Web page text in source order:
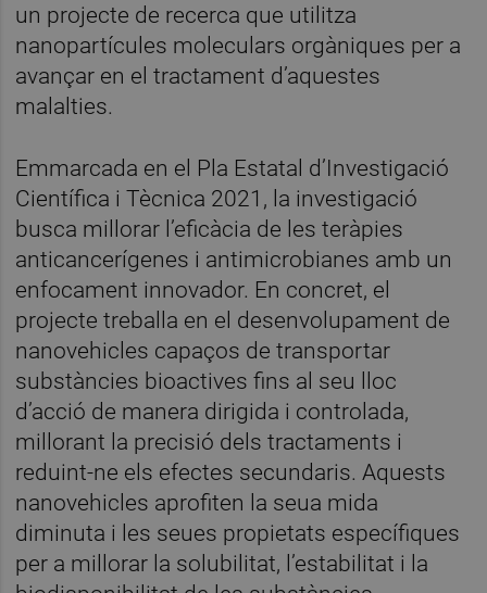
un projecte de recerca que utilitza
nanopartícules moleculars orgàniques per a
avançar en el tractament d’aquestes
malalties.
Emmarcada en el Pla Estatal d’Investigació
Científica i Tècnica 2021, la investigació
busca millorar l’eficàcia de les teràpies
anticancerígenes i antimicrobianes amb un
enfocament innovador. En concret, el
projecte treballa en el desenvolupament de
nanovehicles capaços de transportar
substàncies bioactives fins al seu lloc
d’acció de manera dirigida i controlada,
millorant la precisió dels tractaments i
reduint-ne els efectes secundaris. Aquests
nanovehicles aprofiten la seua mida
diminuta i les seues propietats específiques
per a millorar la solubilitat, l’estabilitat i la